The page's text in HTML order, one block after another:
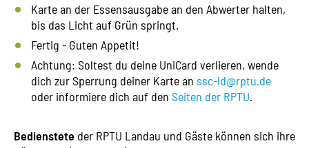
Karte an der Essensausgabe an den Abwerter halten,
bis das Licht auf Grün springt.
Fertig - Guten Appetit!
Achtung: Soltest du deine UniCard verlieren, wende
dich zur Sperrung deiner Karte an ssc-ld@rptu.de
oder informiere dich auf den Seiten der RPTU.
Bedienstete der RPTU Landau und Gäste können sich ihre